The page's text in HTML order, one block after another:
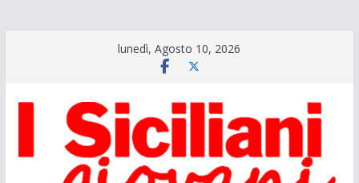
lunedì, Agosto 10, 2026